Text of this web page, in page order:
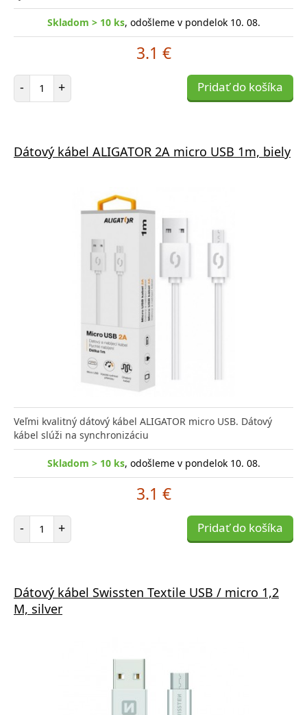
Skladom > 10 ks, odošleme v pondelok 10. 08.
3.1 €
- Počet položiek
+ Pridať do košíka
Dátový kábel ALIGATOR 2A micro USB 1m, biely
Veľmi kvalitný dátový kábel ALIGATOR micro USB. Dátový
kábel slúži na synchronizáciu
Skladom > 10 ks, odošleme v pondelok 10. 08.
3.1 €
- Počet položiek
+ Pridať do košíka
Dátový kábel Swissten Textile USB / micro 1,2
M, silver